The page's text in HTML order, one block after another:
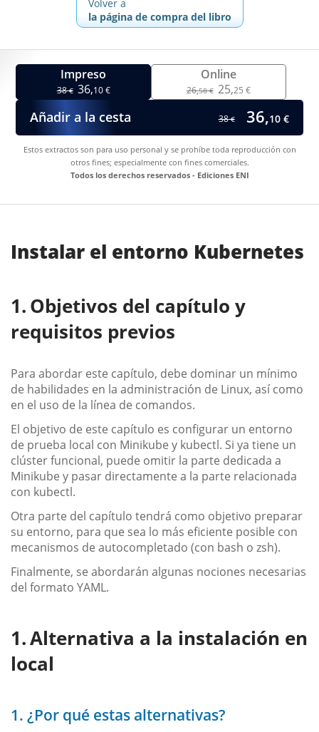
Volver a
la página de compra del libro
Impreso
38€ 36,10 €
Online
26,58 € 25,25 €
Añadir a la cesta 38€ 36,10 €
Estos extractos son para uso personal y se prohíbe toda reproducción con
otros fines; especialmente con fines comerciales.
Todos los derechos reservados - Ediciones ENI
Instalar el entorno Kubernetes
Objetivos del capítulo y
requisitos previos
Para abordar este capítulo, debe dominar un mínimo
de habilidades en la administración de Linux, así como
en el uso de la línea de comandos.
El objetivo de este capítulo es configurar un entorno
de prueba local con Minikube y kubectl. Si ya tiene un
clúster funcional, puede omitir la parte dedicada a
Minikube y pasar directamente a la parte relacionada
con kubectl.
Otra parte del capítulo tendrá como objetivo preparar
su entorno, para que sea lo más eficiente posible con
mecanismos de autocompletado (con bash o zsh).
Finalmente, se abordarán algunas nociones necesarias
del formato YAML.
Alternativa a la instalación en
local
1. ¿Por qué estas alternativas?